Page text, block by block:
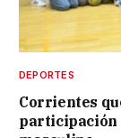
DEPORTES
Corrientes
participación